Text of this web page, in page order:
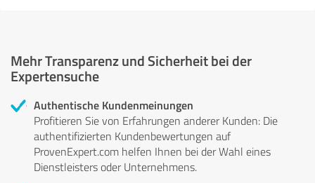
Mehr Transparenz und Sicherheit bei der
Expertensuche
Authentische Kundenmeinungen
Profitieren Sie von Erfahrungen anderer Kunden: Die
authentifizierten Kundenbewertungen auf
ProvenExpert.com helfen Ihnen bei der Wahl eines
Dienstleisters oder Unternehmens.